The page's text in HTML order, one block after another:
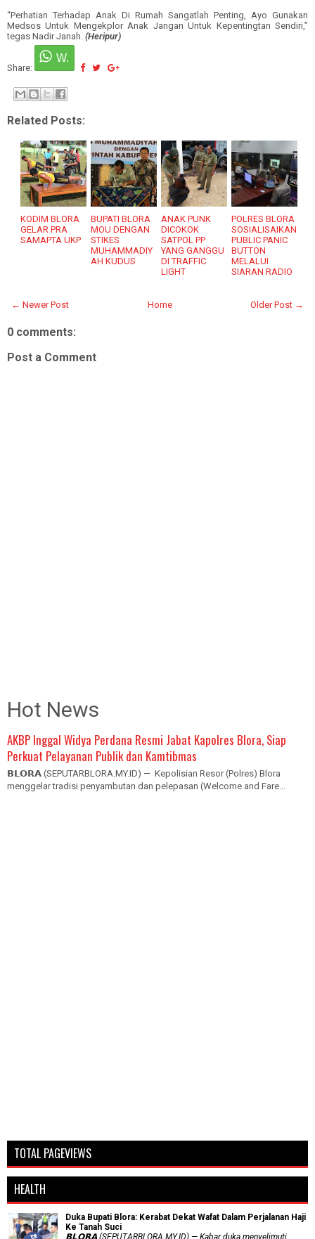
“Perhatian Terhadap Anak Di Rumah Sangatlah Penting , Ayo Gunakan
Medsos Untuk Mengekplor Anak Jangan Untuk Kepentingtan Sendiri,”
tegas Nadir Janah. (Heripur)
Share:
Related Posts:
KODIM BLORA
GELAR PRA
SAMAPTA UKP
BUPATI BLORA
MOU DENGAN
STIKES
MUHAMMADIY
AH KUDUS
ANAK PUNK
DICOKOK
SATPOL PP
YANG GANGGU
DI TRAFFIC
LIGHT
POLRES BLORA
SOSIALISAIKAN
PUBLIC PANIC
BUTTON
MELALUI
SIARAN RADIO
← Newer Post Older Post →
Home
0 comments:
Post a Comment
Hot News
AKBP Inggal Widya Perdana Resmi Jabat Kapolres Blora, Siap
Perkuat Pelayanan Publik dan Kamtibmas
𝗕𝗟𝗢𝗥𝗔 (SEPUTARBLORA.MY.ID) — Kepolisian Resor (Polres) Blora
menggelar tradisi penyambutan dan pelepasan (Welcome and Fare...
TOTAL PAGEVIEWS
HEALTH
Duka Bupati Blora: Kerabat Dekat Wafat Dalam Perjalanan Haji
Ke Tanah Suci
𝗕𝗟𝗢𝗥𝗔 (SEPUTARBLORA.MY.ID) — Kabar duka menyelimuti